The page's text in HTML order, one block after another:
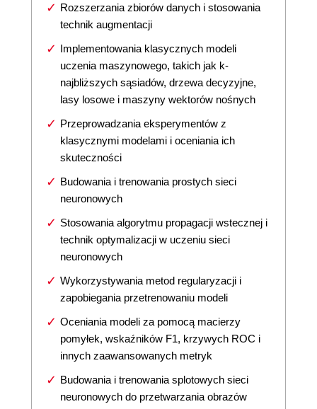
Rozszerzania zbiorów danych i stosowania
technik augmentacji
Implementowania klasycznych modeli
uczenia maszynowego, takich jak k-
najbliższych sąsiadów, drzewa decyzyjne,
lasy losowe i maszyny wektorów nośnych
Przeprowadzania eksperymentów z
klasycznymi modelami i oceniania ich
skuteczności
Budowania i trenowania prostych sieci
neuronowych
Stosowania algorytmu propagacji wstecznej i
technik optymalizacji w uczeniu sieci
neuronowych
Wykorzystywania metod regularyzacji i
zapobiegania przetrenowaniu modeli
Oceniania modeli za pomocą macierzy
pomyłek, wskaźników F1, krzywych ROC i
innych zaawansowanych metryk
Budowania i trenowania splotowych sieci
neuronowych do przetwarzania obrazów